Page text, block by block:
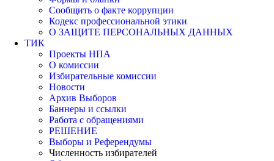
Сообщить о факте коррупции
Кодекс профессиональной этики
О ЗАЩИТЕ ПЕРСОНАЛЬНЫХ ДАННЫХ
ТИК
Проекты НПА
О комиссии
Избирательные комиссии
Новости
Архив Выборов
Баннеры и ссылки
Работа с обращениями
РЕШЕНИЕ
Выборы и Референдумы
Численность избирателей